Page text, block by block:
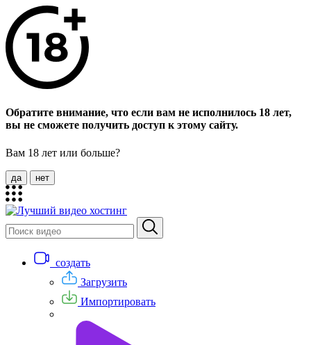
Обратите внимание, что если вам не исполнилось 18 лет,
вы не сможете получить доступ к этому сайту.
Вам 18 лет или больше?
да нет
создать
Загрузить
Импортировать